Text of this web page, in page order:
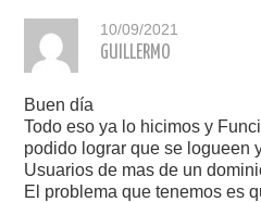
10/09/2021
GUILLERMO
Buen día
Todo eso ya lo hicimos y
podido lograr que se logueen
Usuarios de mas de un
El problema que tenemos es